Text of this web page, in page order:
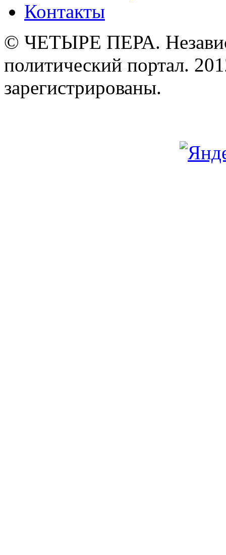
Контакты
© ЧЕТЫРЕ ПЕРА.
политический портал.
зарегистрированы.